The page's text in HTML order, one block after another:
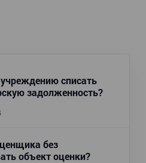
списать
задолженность?
без
объект оценки?